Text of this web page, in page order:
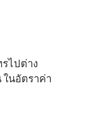
ไปต่าง
นอัตราค่า